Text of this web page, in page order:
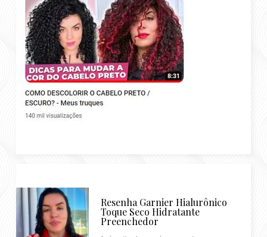
Resenha Garnier Hialurônico
Toque Seco Hidratante
Preenchedor